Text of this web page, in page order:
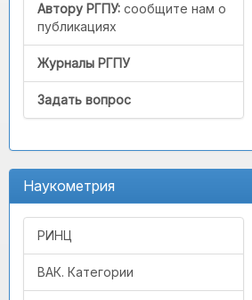
Автору РГПУ: сообщите нам о
публикациях
Журналы РГПУ
Задать вопрос
Наукометрия
РИНЦ
ВАК. Категории